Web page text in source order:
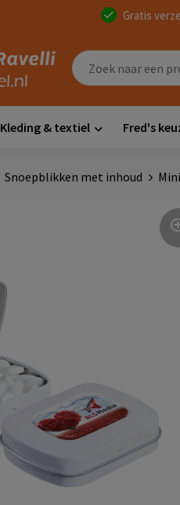
Gratis
Kleding & textiel Fred's
Snoepblikken met inhoud